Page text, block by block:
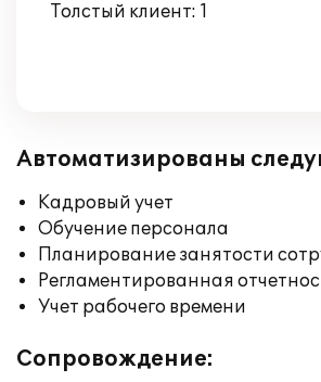
Толстый клиент: 1
Автоматизированы
Кадровый учет
Обучение персонала
Планирование занятости
Регламентированная
Учет рабочего времени
Сопровождение: